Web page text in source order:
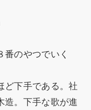
番のやつでいく
ど下手である。社
造。下手な歌が進